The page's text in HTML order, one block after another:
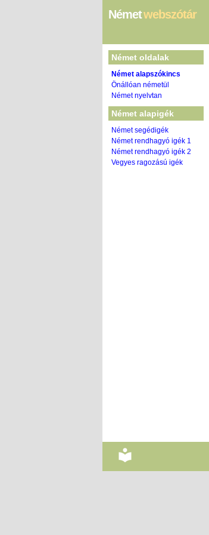
Németwebszótár
Német oldalak
Német alapszókincs
Önállóan németül
Német nyelvtan
Német alapigék
Német segédigék
Német rendhagyó igék 1
Német rendhagyó igék 2
Vegyes ragozású igék